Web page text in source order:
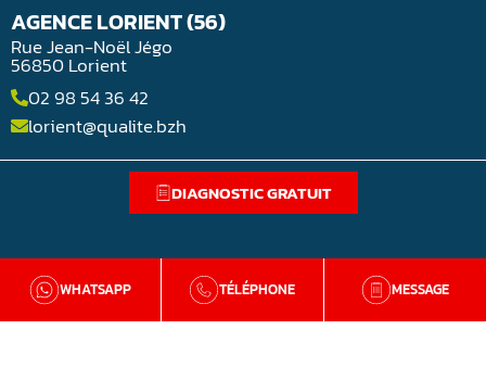
WHATSAPP TÉLÉPHONE MESSAGE
AGENCE LORIENT (56)
Rue Jean-Noël Jégo
56850 Lorient
02 98 54 36 42
lorient@qualite.bzh
DIAGNOSTIC GRATUIT